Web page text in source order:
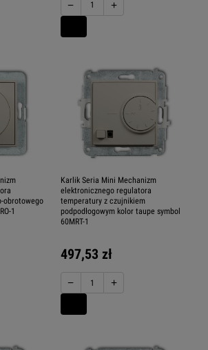
− +
obrotowego
1
Karlik Seria Mini Mechanizm
elektronicznego regulatora
temperatury z czujnikiem
podpodłogowym kolor taupe symbol
60MRT-1
497,53 zł
− +